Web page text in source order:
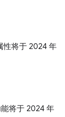
将于 2024 年
将于 2024 年